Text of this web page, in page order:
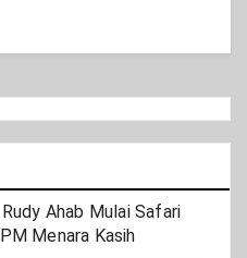
Ahab Mulai Safari
Menara Kasih